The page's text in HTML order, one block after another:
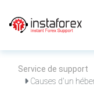
Service de support
Causes d'un